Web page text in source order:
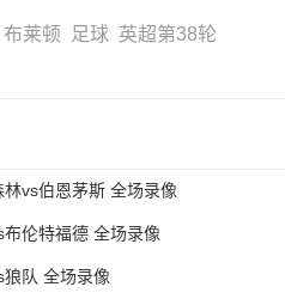
布莱顿 足球 英超第38轮
vs伯恩茅斯 全场录像
伦特福德 全场录像
队 全场录像